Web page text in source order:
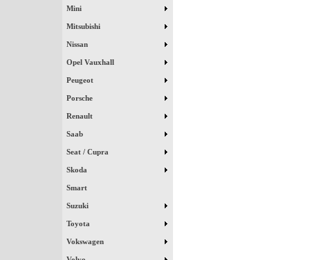
Mini
Mitsubishi
Nissan
Opel Vauxhall
Peugeot
Porsche
Renault
Saab
Seat / Cupra
Skoda
Smart
Suzuki
Toyota
Vokswagen